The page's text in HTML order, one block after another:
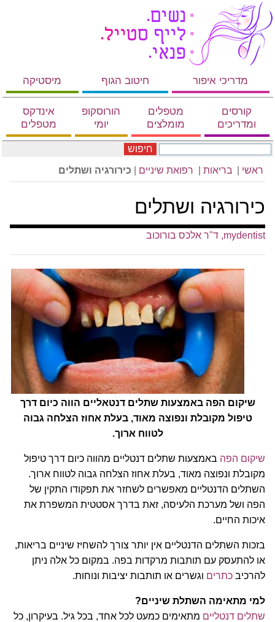
מדריכי איפור חיטוב הגוף מיסטיקה
קורסים
ומדריכים
מטפלים
מומלצים
הורוסקופ
יומי
אינדקס
מטפלים
חיפוש
ראשי בריאות רפואת שיניים כירורגיה ושתלים
כירורגיה ושתלים
mydentist, ד"ר אלכס בורוכוב
שיקום הפה באמצעות שתלים דנטאליים הווה כיום דרך
טיפול מקובלת ונפוצה מאוד, בעלת אחוז הצלחה גבוה
לטווח ארוך.
שיקום הפה באמצעות שתלים דנטליים מהווה כיום דרך טיפול
מקובלת ונפוצה מאוד, בעלת אחוז הצלחה גבוה לטווח ארוך.
השתלים הדנטליים מאפשרים לשחזר את תפקודו התקין של
הפה ושל מערכת הלעיסה, זאת בדרך אסטטית המשפרת את
איכות החיים.
בזכות השתלים הדנטליים אין יותר צורך להשחיז שיניים בריאות,
או להתעסק עם תותבות מרקדות בפה. במקום כל אלה ניתן
להרכיב כתרים וגשרים או תותבות יציבות ונוחות.
למי מתאימה השתלת שיניים?
שתלים דנטליים מתאימים כמעט לכל אחד, בכל גיל. בעיקרון, כל